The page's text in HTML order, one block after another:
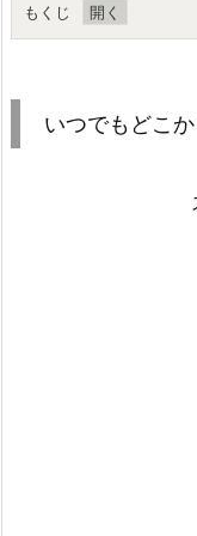
もくじ
1.
で
いつでもどこ